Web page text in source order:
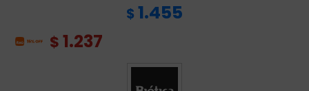
$ 1.455
$ 1.237